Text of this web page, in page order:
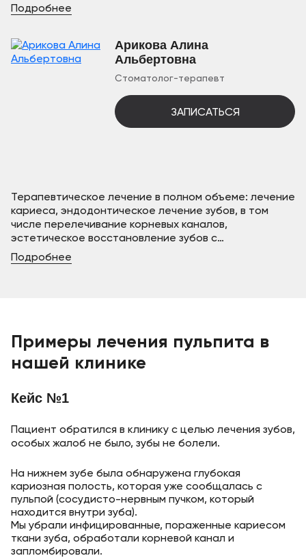
Подробнее
Арикова Алина
Альбертовна
Стоматолог-терапевт
ЗАПИСАТЬСЯ
Терапевтическое лечение в полном объеме: лечение
кариеса, эндодонтическое лечение зубов, в том
числе перелечивание корневых каналов,
эстетическое восстановление зубов с
использованием операционного микроскопа и
современных методик лечения.
Подробнее
Примеры лечения пульпита в
нашей клинике
Кейс №1
Пациент обратился в клинику с целью лечения зубов,
особых жалоб не было, зубы не болели.
На нижнем зубе была обнаружена глубокая
кариозная полость, которая уже сообщалась с
пульпой (сосудисто-нервным пучком, который
находится внутри зуба).
Мы убрали инфицированные, пораженные кариесом
ткани зуба, обработали корневой канал и
запломбировали.